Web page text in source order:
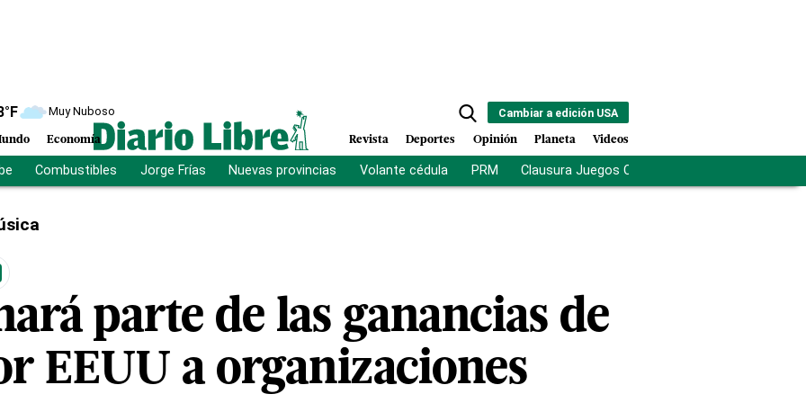
°F Muy Nuboso
Economía
Cambiar a edición USA
Revista Deportes Opinión Planeta Videos
Combustibles Jorge Frías Nuevas provincias Volante cédula PRM Clausura Juegos Centroamericanos
parte de las ganancias de
EEUU a organizaciones